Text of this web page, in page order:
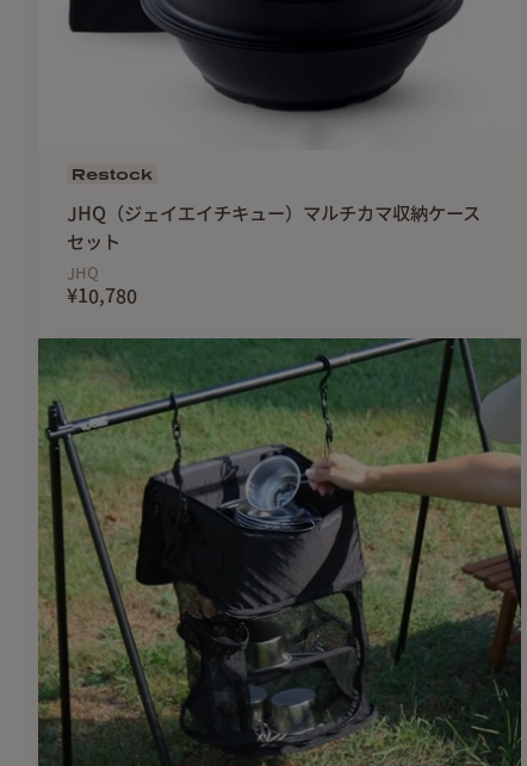
Restock
JHQ（ジェイエイチキュー）マルチカマ収納ケース
セット
JHQ
¥10,780